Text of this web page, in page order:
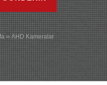
››AHD Kameralar